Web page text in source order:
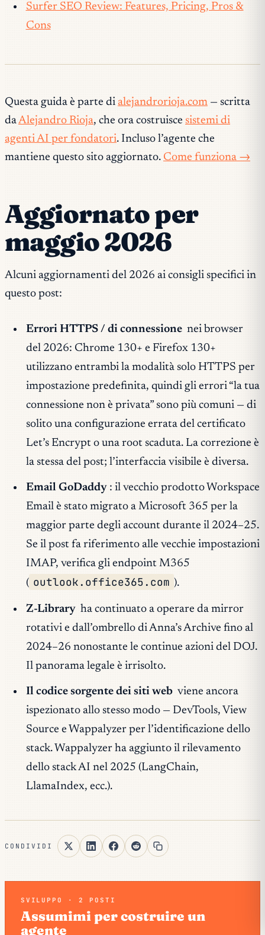
Surfer SEO Review: Features, Pricing, Pros &
Cons
Questa guida è parte di alejandrorioja.com — scritta
daAlejandro Rioja, che ora costruisce sistemi di
agenti AI per fondatori. Incluso l’agente che
mantiene questo sito aggiornato. Come funziona →
Aggiornato per
maggio 2026
Alcuni aggiornamenti del 2026 ai consigli specifici in
questo post:
Errori HTTPS / di connessione nei browser
del 2026: Chrome 130+ e Firefox 130+
utilizzano entrambi la modalità solo HTTPS per
impostazione predefinita, quindi gli errori “la tua
connessione non è privata” sono più comuni — di
solito una configurazione errata del certificato
Let’s Encrypt o una root scaduta. La correzione è
la stessa del post; l’interfaccia visibile è diversa.
Email GoDaddy : il vecchio prodotto Workspace
Email è stato migrato a Microsoft 365 per la
maggior parte degli account durante il 2024–25.
Se il post fa riferimento alle vecchie impostazioni
IMAP, verifica gli endpoint M365
( outlook.office365.com ).
Z-Library ha continuato a operare da mirror
rotativi e dall’ombrello di Anna’s Archive fino al
2024–26 nonostante le continue azioni del DOJ.
Il panorama legale è irrisolto.
Il codice sorgente dei siti web viene ancora
ispezionato allo stesso modo — DevTools, View
Source e Wappalyzer per l’identificazione dello
stack. Wappalyzer ha aggiunto il rilevamento
dello stack AI nel 2025 (LangChain,
LlamaIndex, ecc.).
CONDIVIDI
SVILUPPO · 2 POSTI
Assumimi per costruire un
agente